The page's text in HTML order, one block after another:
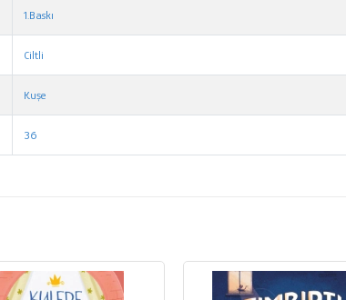
1.Baskı
Ciltli
Kuşe
36